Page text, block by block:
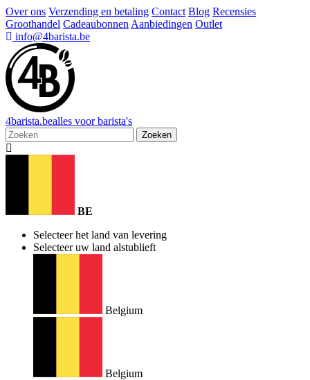
Over ons Verzending en betaling Contact Blog Recensies
Groothandel Cadeaubonnen Aanbiedingen Outlet
info@4barista.be
4barista.bealles voor barista's
Zoeken
BE
Selecteer het land van levering
Selecteer uw land alstublieft
Belgium
Belgium